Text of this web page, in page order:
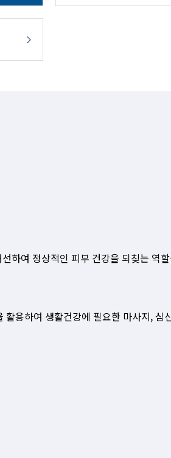
하여 정상적인 피부 건강을 되칮는 역
용하여 생활건강에 필요한 마사지, 심